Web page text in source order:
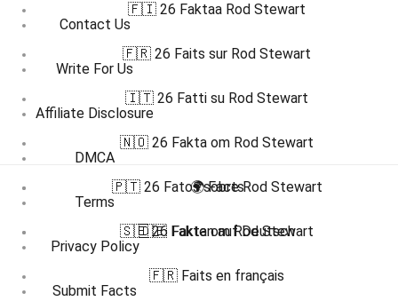
Contact Us
Write For Us
Affiliate Disclosure
DMCA
Terms
Privacy Policy
Submit Facts
🇫🇮 26 Faktaa Rod Stewart
🇫🇷 26 Faits sur Rod Stewart
🇮🇹 26 Fatti su Rod Stewart
🇳🇴 26 Fakta om Rod Stewart
🇵🇹 26 Fatos sobre Rod Stewart
🇸🇪 26 Fakta om Rod Stewart
🌍 Facts
🇩🇪 Fakten auf Deutsch
🇫🇷 Faits en français